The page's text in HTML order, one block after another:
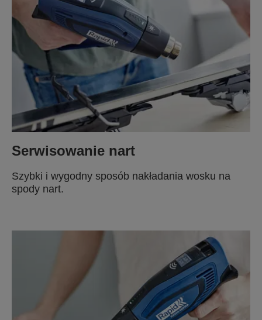
Serwisowanie nart
Szybki i wygodny sposób nakładania wosku na
spody nart.